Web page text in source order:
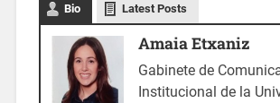
Bio Latest Posts
Amaia Etxaniz
Gabinete de
Institucional de la